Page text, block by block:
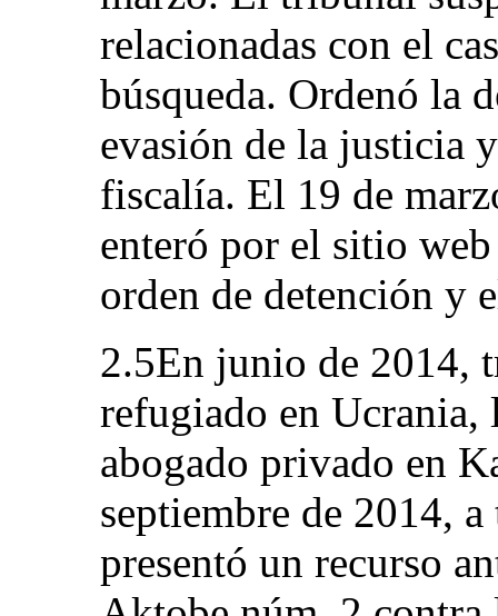
relacionadas con el
búsqueda. Ordenó la
evasión de la justicia
fiscalía. El 19 de
enteró por el sitio
orden de detención y
2.5En junio de 2014,
refugiado en Ucrania,
abogado privado en
septiembre de 2014,
presentó un recurso